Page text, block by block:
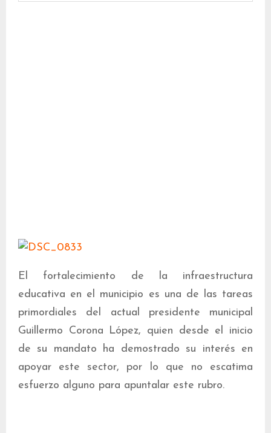
El fortalecimiento de la infraestructura
educativa en el municipio es una de las tareas
primordiales del actual presidente municipal
Guillermo Corona López, quien desde el inicio
de su mandato ha demostrado su interés en
apoyar este sector, por lo que no escatima
esfuerzo alguno para apuntalar este rubro.